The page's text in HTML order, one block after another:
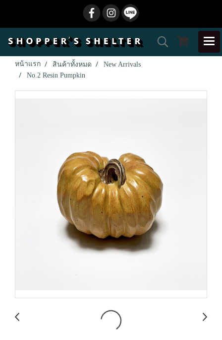
หน้าแรก สินค้าทั้งหมด
New Arrivals
No.2 Resin Pumpkin